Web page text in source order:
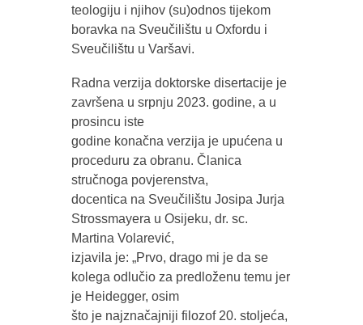
teologiju i njihov (su)odnos tijekom
boravka na Sveučilištu u Oxfordu i
Sveučilištu u Varšavi.
Radna verzija doktorske disertacije je
završena u srpnju 2023. godine, a u
prosincu iste
godine konačna verzija je upućena u
proceduru za obranu. Članica
stručnoga povjerenstva,
docentica na Sveučilištu Josipa Jurja
Strossmayera u Osijeku, dr. sc.
Martina Volarević,
izjavila je: „Prvo, drago mi je da se
kolega odlučio za predloženu temu jer
je Heidegger, osim
što je najznačajniji filozof 20. stoljeća,